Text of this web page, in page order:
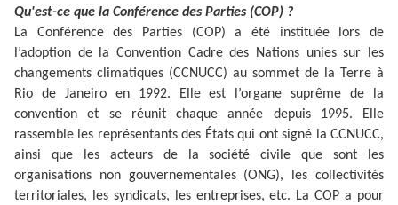
Qu'est-ce que la Conférence des Parties (COP) ?
La Conférence des Parties (COP) a été instituée lors de
l’adoption de la Convention Cadre des Nations unies sur les
changements climatiques (CCNUCC) au sommet de la Terre à
Rio de Janeiro en 1992. Elle est l’organe suprême de la
convention et se réunit chaque année depuis 1995. Elle
rassemble les représentants des États qui ont signé la CCNUCC,
ainsi que les acteurs de la société civile que sont les
organisations non gouvernementales (ONG), les collectivités
territoriales, les syndicats, les entreprises, etc. La COP a pour